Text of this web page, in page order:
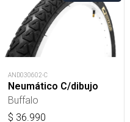
AND030602-C
Neumático C/dibujo
Buffalo
$ 36.990